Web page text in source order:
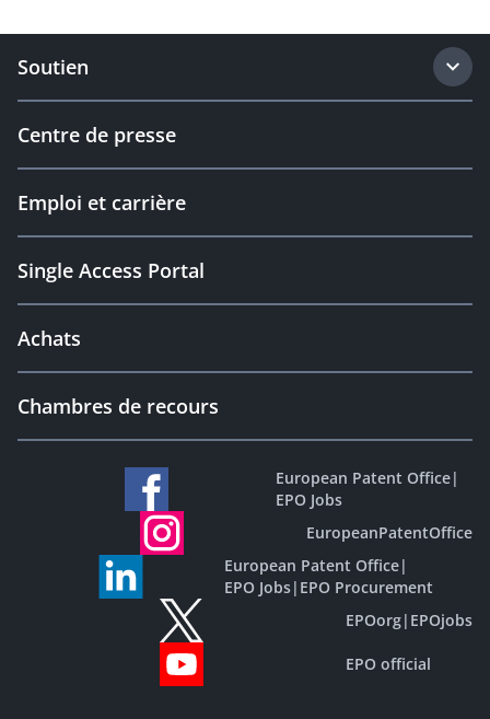
Soutien
Centre de presse
Emploi et carrière
Single Access Portal
Achats
Chambres de recours
European Patent Office|
EPO Jobs
EuropeanPatentOffice
European Patent Office|
EPO Jobs| EPO Procurement
EPOorg| EPOjobs
EPO official